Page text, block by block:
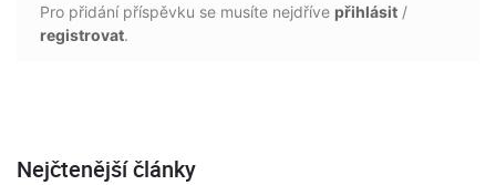
Pro přidání příspěvku se musíte nejdříve přihlásit /
registrovat.
Nejčtenější články